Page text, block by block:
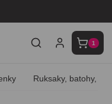
1
Ruksaky, batohy,